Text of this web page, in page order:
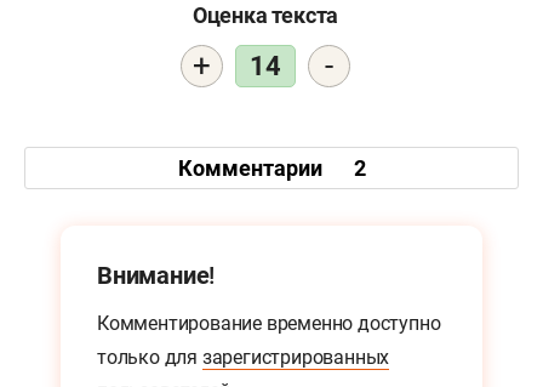
Оценка текста
+ 14 -
Комментарии 2
Внимание!
Комментирование временно доступно
только для зарегистрированных